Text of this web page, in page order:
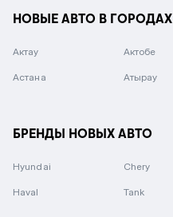
НОВЫЕ АВТО В ГОРОДАХ
Актау Актобе
Астана Атырау
БРЕНДЫ НОВЫХ АВТО
Hyundai Chery
Haval Tank